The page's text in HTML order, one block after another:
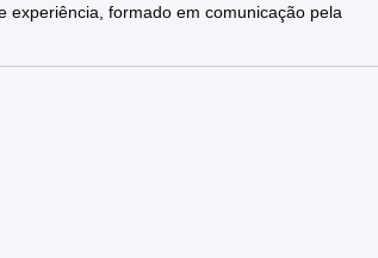
experiência, formado em comunicação pela